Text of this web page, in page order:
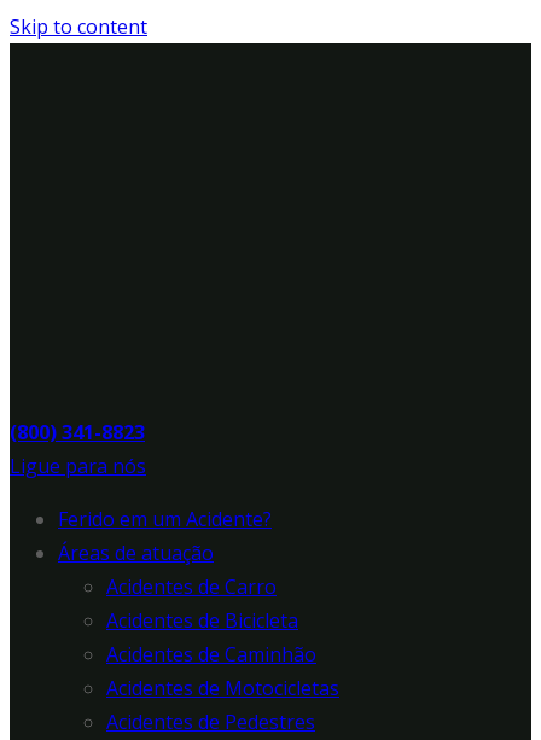
Skip to content
(800) 341-8823
Ligue para nós
Ferido em um Acidente?
Áreas de atuação
Acidentes de Carro
Acidentes de Bicicleta
Acidentes de Caminhão
Acidentes de Motocicletas
Acidentes de Pedestres